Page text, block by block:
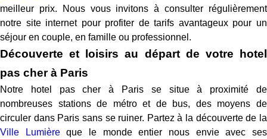
meilleur prix. Nous vous invitons à consulter régulièrement
notre site internet pour profiter de tarifs avantageux pour un
séjour en couple, en famille ou professionnel.
Découverte et loisirs au départ de votre hotel
pas cher à Paris
Notre hotel pas cher à Paris se situe à proximité de
nombreuses stations de métro et de bus, des moyens de
circuler dans Paris sans se ruiner. Partez à la découverte de la
Ville Lumièreque le monde entier nous envie avec ses